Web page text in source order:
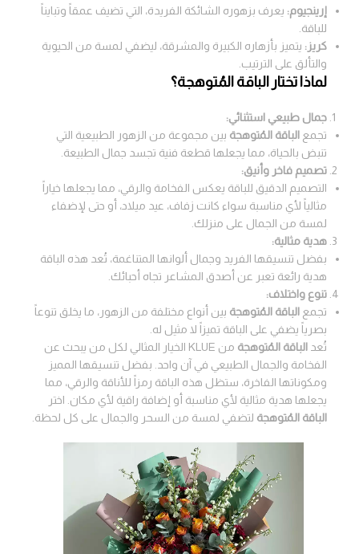
إرينجيوم: يعرف بزهوره الشائكة الفريدة، التي تضيف عمقاً وتبايناً
للباقة.
كريز: يتميز بأزهاره الكبيرة والمشرقة، ليضفي لمسة من الحيوية
والتألق على الترتيب.
لماذا تختار الباقة المُتوهجة؟
جمال طبيعي استثنائي:
تجمع الباقة المُتوهجة بين مجموعة من الزهور الطبيعية التي
تنبض بالحياة، مما يجعلها قطعة فنية تجسد جمال الطبيعة.
تصميم فاخر وأنيق:
التصميم الدقيق للباقة يعكس الفخامة والرقي، مما يجعلها خياراً
مثالياً لأي مناسبة سواء كانت زفاف، عيد ميلاد، أو حتى لإضفاء
لمسة من الجمال على منزلك.
هدية مثالية:
بفضل تنسيقها الفريد وجمال ألوانها المتناغمة، تُعد هذه الباقة
هدية رائعة تعبر عن أصدق المشاعر تجاه أحبائك.
تنوع واختلاف:
تجمع الباقة المُتوهجة بين أنواع مختلفة من الزهور، ما يخلق تنوعاً
بصرياً يضفي على الباقة تميزاً لا مثيل له.
تُعد الباقة المُتوهجة
من KLUE الخيار المثالي لكل من يبحث عن
الفخامة والجمال الطبيعي في آن واحد. بفضل تنسيقها المميز
ومكوناتها الفاخرة، ستظل هذه الباقة رمزاً للأناقة والرقي، مما
يجعلها هدية مثالية لأي مناسبة أو إضافة راقية لأي مكان. اختر
الباقة المُتوهجة لتضفي لمسة من السحر والجمال على كل لحظة.